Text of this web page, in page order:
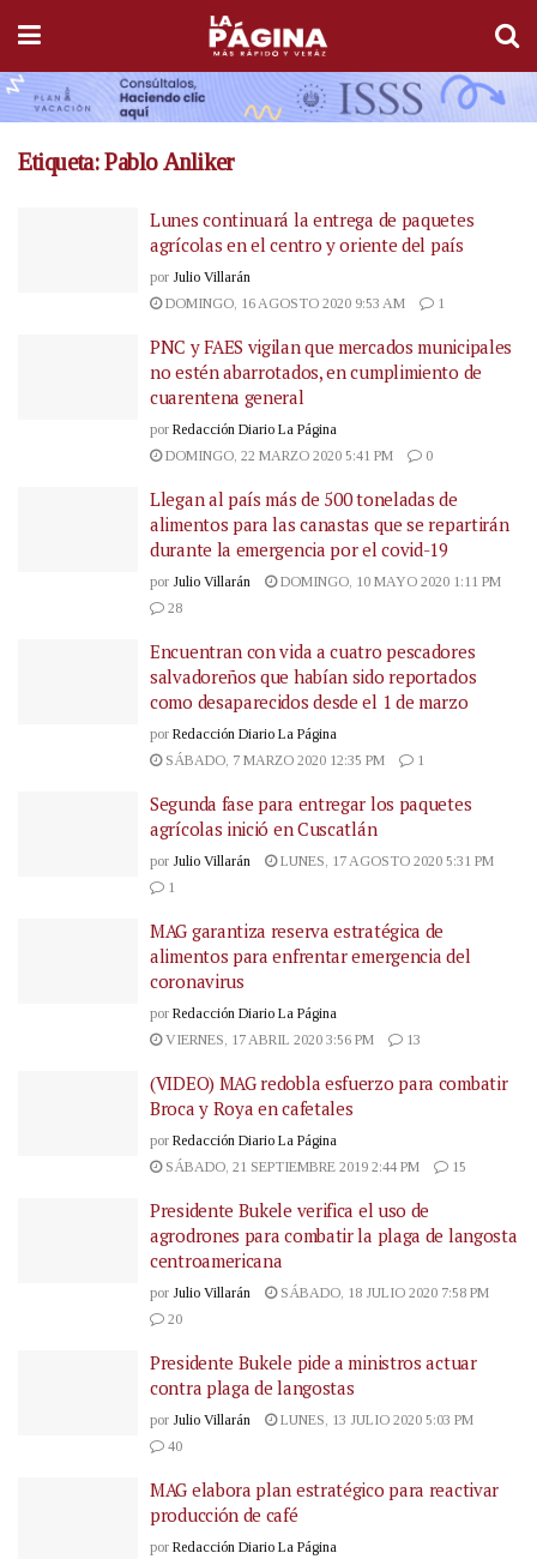
Etiqueta:Pablo Anliker
Lunes continuará la entrega de paquetes
agrícolas en el centro y oriente del país
por Julio Villarán
DOMINGO, 16 AGOSTO 2020 9:53 AM
1
PNC y FAES vigilan que mercados municipales
no estén abarrotados, en cumplimiento de
cuarentena general
por Redacción Diario La Página
DOMINGO, 22 MARZO 2020 5:41 PM
0
Llegan al país más de 500 toneladas de
alimentos para las canastas que se repartirán
durante la emergencia por el covid-19
por Julio Villarán
DOMINGO, 10 MAYO 2020 1:11 PM
28
Encuentran con vida a cuatro pescadores
salvadoreños que habían sido reportados
como desaparecidos desde el 1 de marzo
por Redacción Diario La Página
SÁBADO, 7 MARZO 2020 12:35 PM
1
Segunda fase para entregar los paquetes
agrícolas inició en Cuscatlán
por Julio Villarán
LUNES, 17 AGOSTO 2020 5:31 PM
1
MAG garantiza reserva estratégica de
alimentos para enfrentar emergencia del
coronavirus
por Redacción Diario La Página
VIERNES, 17 ABRIL 2020 3:56 PM
13
(VIDEO) MAG redobla esfuerzo para combatir
Broca y Roya en cafetales
por Redacción Diario La Página
SÁBADO, 21 SEPTIEMBRE 2019 2:44 PM
15
Presidente Bukele verifica el uso de
agrodrones para combatir la plaga de langosta
centroamericana
por Julio Villarán
SÁBADO, 18 JULIO 2020 7:58 PM
20
Presidente Bukele pide a ministros actuar
contra plaga de langostas
por Julio Villarán
LUNES, 13 JULIO 2020 5:03 PM
40
MAG elabora plan estratégico para reactivar
producción de café
por Redacción Diario La Página